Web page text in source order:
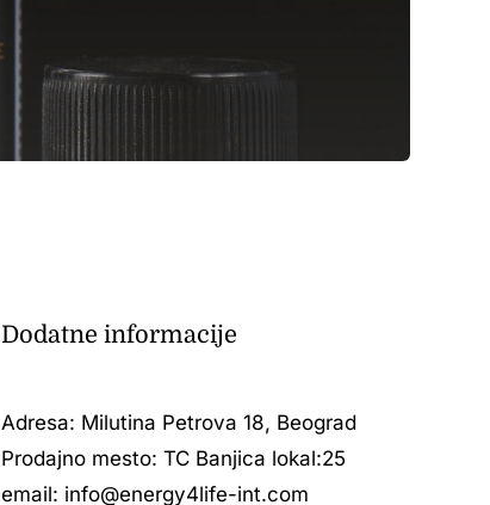
Dodatne informacije
Adresa: Milutina Petrova 18, Beograd
Prodajno mesto: TC Banjica lokal:25
email: info@energy4life-int.com